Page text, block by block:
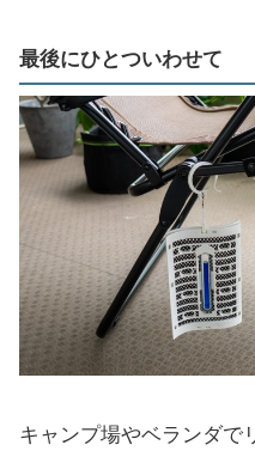
最後にひとついわせて
キャンプ場やベランダで